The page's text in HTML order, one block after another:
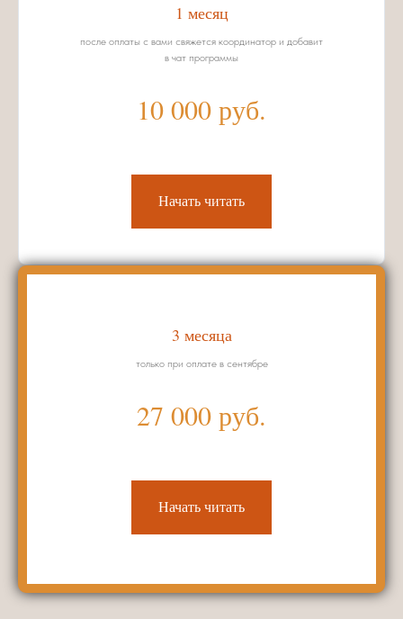
1 месяц
после оплаты с вами свяжется координатор и добавит
в чат программы
10 000 руб.
Начать читать
3 месяца
только при оплате в сентябре
27 000 руб.
Начать читать